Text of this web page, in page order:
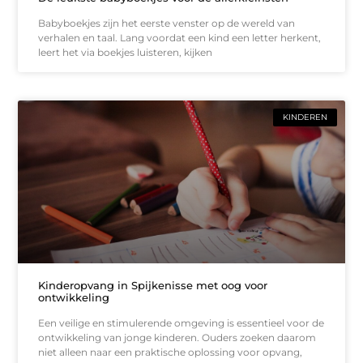
Babyboekjes zijn het eerste venster op de wereld van
verhalen en taal. Lang voordat een kind een letter herkent,
leert het via boekjes luisteren, kijken
KINDEREN
Kinderopvang in Spijkenisse met oog voor
ontwikkeling
Een veilige en stimulerende omgeving is essentieel voor de
ontwikkeling van jonge kinderen. Ouders zoeken daarom
niet alleen naar een praktische oplossing voor opvang,